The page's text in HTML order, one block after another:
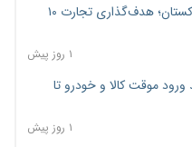
امضای تفاهم‌نامه تجاری ایران و پاکستان؛ هدف‌گذاری تجارت ۱۰
۱ روز پیش
موقت کالا و خودرو تا
۱ روز پیش